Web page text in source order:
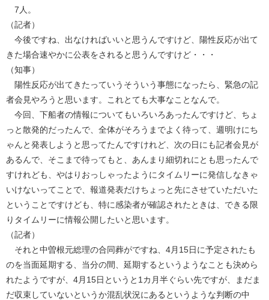
7人。
（記者）
今後ですね、出なければいいと思うんですけど、陽性反応が出て
きた場合速やかに公表をされると思うんですけど・・・
（知事）
陽性反応が出てきたっていうそういう事態になったら、緊急の記
者会見やろうと思います。これとても大事なことなんで。
今回、下船者の情報についてもいろいろあったんですけど、ちょ
っと散発的だったんで、全体がそろうまでよく待って、週明けにち
ゃんと発表しようと思ってたんですけれど、次の日にも記者会見が
あるんで、そこまで待ってもと、あんまり細切れにとも思ったんで
すけれども、やはりおっしゃったようにタイムリーに発信しなきゃ
いけないってことで、報道発表だけちょっと先にさせていただいた
ということですけども、特に感染者が確認されたときは、できる限
りタイムリーに情報公開したいと思います。
（記者）
それと中曽根元総理の合同葬がですね、4月15日に予定されたも
のを当面延期する、当分の間、延期するというようなことも決めら
れたようですが、4月15日というと1カ月半ぐらい先ですが、まだま
だ収束していないというか混乱状況にあるというような判断の中